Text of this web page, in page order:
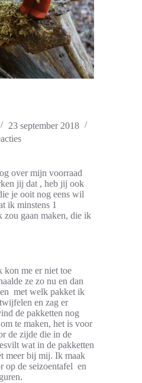
23 september 2018
over mijn voorraad
jij dat , heb jij ook
je ooit nog eens wil
ik minstens 1
zou gaan maken, die ik
kon me er niet toe
ze zo nu en dan
met welk pakket ik
en zag er
de pakketten nog
te maken, het is voor
de zijde die in de
wat in de pakketten
meer bij mij. Ik maak
op de seizoentafel en